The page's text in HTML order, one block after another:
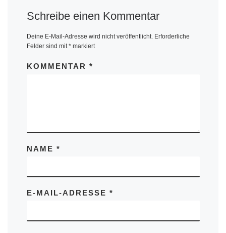
Schreibe einen Kommentar
Deine E-Mail-Adresse wird nicht veröffentlicht. Erforderliche
Felder sind mit *markiert
KOMMENTAR *
NAME *
E-MAIL-ADRESSE *